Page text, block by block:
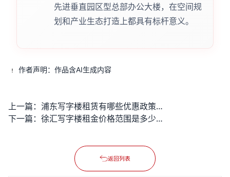
先进垂直园区型总部办公大楼，在空间规
划和产业生态打造上都具有标杆意义。
作者声明：作品含AI生成内容
上一篇：
浦东写字楼租赁有哪些优惠政策？
下一篇：
徐汇写字楼租金价格范围是多少？
返回列表